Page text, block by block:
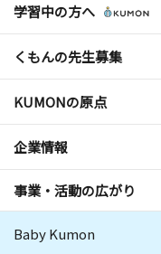
学習中の方へ
くもんの先生募集
KUMONの原点
企業情報
事業・活動の広がり
Baby Kumon